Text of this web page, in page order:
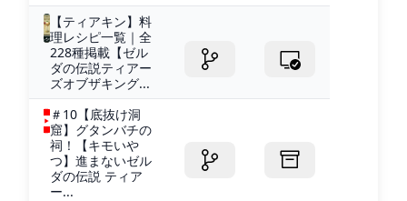
【ティアキン】料
理レシピ一覧｜全
228種掲載【ゼル
ダの伝説ティアー
ズオブザキング...
＃10【底抜け洞
窟】グタンバチの
祠！【キモいや
つ】進まないゼル
ダの伝説 ティア
ー...